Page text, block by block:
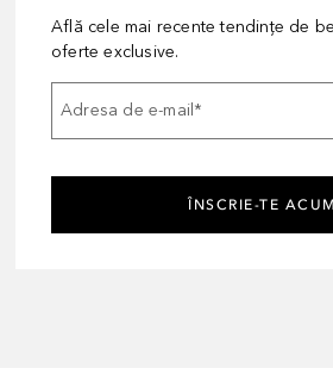
Află cele mai recente tendințe de
oferte exclusive.
Adresa de e-mail*
ÎNSCRIE-TE